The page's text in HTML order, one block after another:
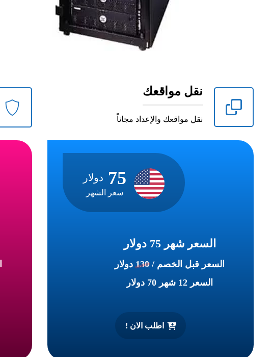
نقل مواقعك
نقل مواقعك والإعداد مجاناً
75 دولار
سعر الشهر
السعر شهر 75 دولار
السعر قبل الخصم /130دولار
السعر 12 شهر 70 دولار
اطلب الان !